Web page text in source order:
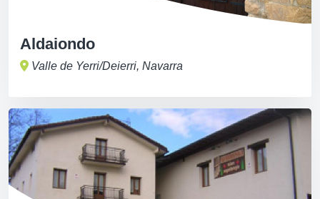
Aldaiondo
Valle de Yerri/Deierri, Navarra